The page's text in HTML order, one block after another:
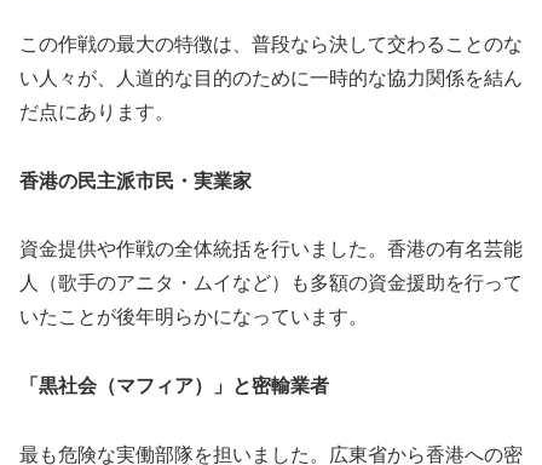
この作戦の最大の特徴は、普段なら決して交わることのな
い人々が、人道的な目的のために一時的な協力関係を結ん
だ点にあります。
香港の民主派市民・実業家
資金提供や作戦の全体統括を行いました。香港の有名芸能
人（歌手のアニタ・ムイなど）も多額の資金援助を行って
いたことが後年明らかになっています。
「黒社会（マフィア）」と密輸業者
最も危険な実働部隊を担いました。広東省から香港への密